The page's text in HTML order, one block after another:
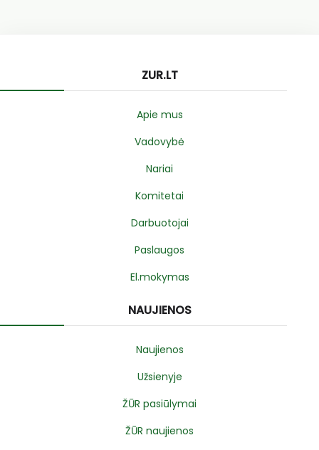
ZUR.LT
Apie mus
Vadovybė
Nariai
Komitetai
Darbuotojai
Paslaugos
El.mokymas
NAUJIENOS
Naujienos
Užsienyje
ŽŪR pasiūlymai
ŽŪR naujienos